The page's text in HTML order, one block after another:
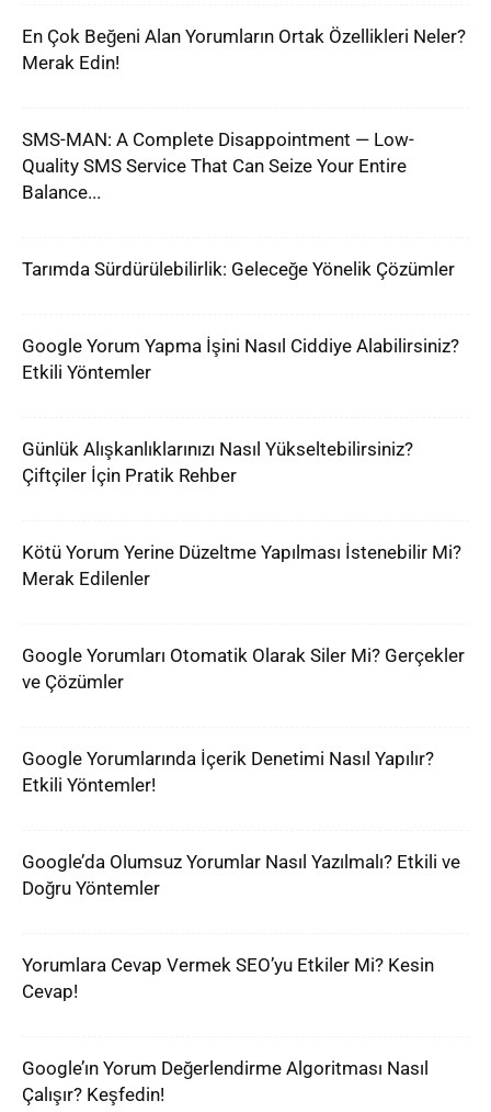
En Çok Beğeni Alan Yorumların Ortak Özellikleri Neler?
Merak Edin!
SMS-MAN: A Complete Disappointment — Low-
Quality SMS Service That Can Seize Your Entire
Balance...
Tarımda Sürdürülebilirlik: Geleceğe Yönelik Çözümler
Google Yorum Yapma İşini Nasıl Ciddiye Alabilirsiniz?
Etkili Yöntemler
Günlük Alışkanlıklarınızı Nasıl Yükseltebilirsiniz?
Çiftçiler İçin Pratik Rehber
Kötü Yorum Yerine Düzeltme Yapılması İstenebilir Mi?
Merak Edilenler
Google Yorumları Otomatik Olarak Siler Mi? Gerçekler
ve Çözümler
Google Yorumlarında İçerik Denetimi Nasıl Yapılır?
Etkili Yöntemler!
Google’da Olumsuz Yorumlar Nasıl Yazılmalı? Etkili ve
Doğru Yöntemler
Yorumlara Cevap Vermek SEO’yu Etkiler Mi? Kesin
Cevap!
Google’ın Yorum Değerlendirme Algoritması Nasıl
Çalışır? Keşfedin!